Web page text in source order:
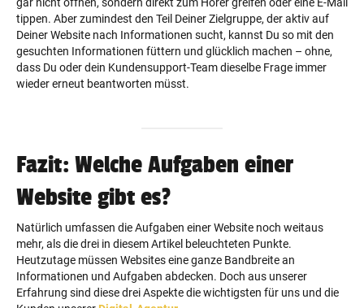
tippen. Aber zumindest den Teil Deiner Zielgruppe, der aktiv auf
Deiner Website nach Informationen sucht, kannst Du so mit den
gesuchten Informationen füttern und glücklich machen – ohne,
dass Du oder dein Kundensupport-Team dieselbe Frage immer
wieder erneut beantworten müsst.
Fazit: Welche Aufgaben einer
Website gibt es?
Natürlich umfassen die Aufgaben einer Website noch weitaus
mehr, als die drei in diesem Artikel beleuchteten Punkte.
Heutzutage müssen Websites eine ganze Bandbreite an
Informationen und Aufgaben abdecken. Doch aus unserer
Erfahrung sind diese drei Aspekte die wichtigsten für uns und die